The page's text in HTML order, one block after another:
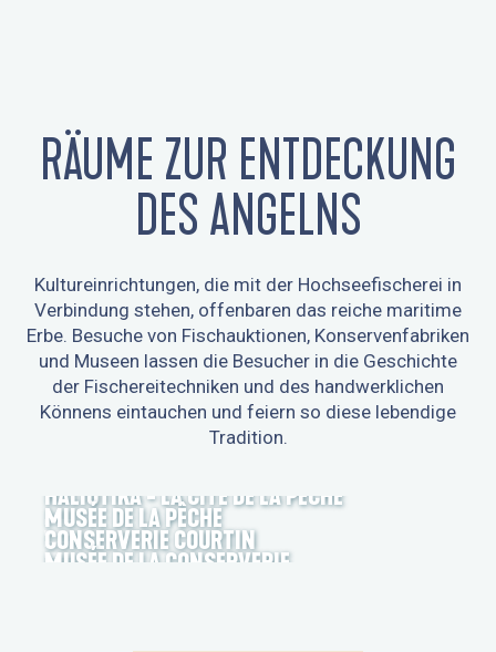
RÄUME ZUR ENTDECKUNG
DES ANGELNS
Kultureinrichtungen, die mit der Hochseefischerei in
Verbindung stehen, offenbaren das reiche maritime
Erbe. Besuche von Fischauktionen, Konservenfabriken
und Museen lassen die Besucher in die Geschichte
der Fischereitechniken und des handwerklichen
Könnens eintauchen und feiern so diese lebendige
Tradition.
HALIOTIKA - LA CITÉ DE LA PÊCHE
MUSÉE DE LA PÊCHE
CONSERVERIE COURTIN
MUSÉE DE LA CONSERVERIE